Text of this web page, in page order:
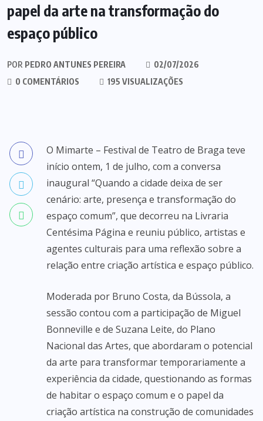
papel da arte na transformação do
espaço público
POR PEDRO ANTUNES PEREIRA
02/07/2026
0 COMENTÁRIOS
195 VISUALIZAÇÕES
O Mimarte – Festival de Teatro de Braga teve
início ontem, 1 de julho, com a conversa
inaugural “Quando a cidade deixa de ser
cenário: arte, presença e transformação do
espaço comum”, que decorreu na Livraria
Centésima Página e reuniu público, artistas e
agentes culturais para uma reflexão sobre a
relação entre criação artística e espaço público.
Moderada por Bruno Costa, da Bússola, a
sessão contou com a participação de Miguel
Bonneville e de Suzana Leite, do Plano
Nacional das Artes, que abordaram o potencial
da arte para transformar temporariamente a
experiência da cidade, questionando as formas
de habitar o espaço comum e o papel da
criação artística na construção de comunidades